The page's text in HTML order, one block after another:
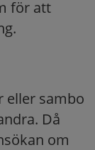
för att
eller sambo
Då
om